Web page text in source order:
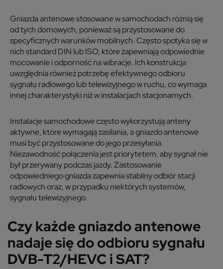
Gniazda antenowe stosowane w samochodach różnią się
od tych domowych, ponieważ są przystosowane do
specyficznych warunków mobilnych. Często spotyka się w
nich standard DIN lub ISO, które zapewniają odpowiednie
mocowanie i odporność na wibracje. Ich konstrukcja
uwzględnia również potrzebę efektywnego odbioru
sygnału radiowego lub telewizyjnego w ruchu, co wymaga
innej charakterystyki niż w instalacjach stacjonarnych.
Instalacje samochodowe często wykorzystują anteny
aktywne, które wymagają zasilania, a gniazdo antenowe
musi być przystosowane do jego przesyłania.
Niezawodność połączenia jest priorytetem, aby sygnał nie
był przerywany podczas jazdy. Zastosowanie
odpowiedniego gniazda zapewnia stabilny odbiór stacji
radiowych oraz, w przypadku niektórych systemów,
sygnału telewizyjnego.
Czy każde gniazdo antenowe
nadaje się do odbioru sygnału
DVB-T2/HEVC i SAT?